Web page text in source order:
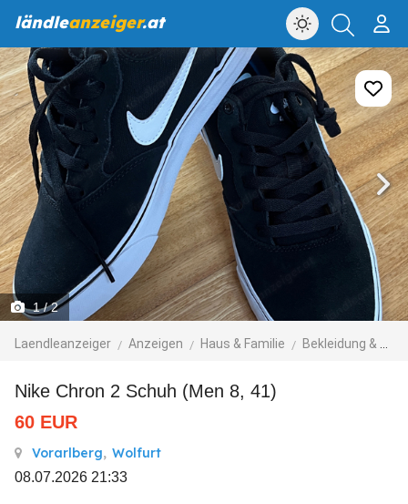
ländleanzeiger.at
1/ 2
Laendleanzeiger Anzeigen Haus & Familie Bekleidung & Accessoires
Nike Chron 2 Schuh (Men 8, 41)
60 EUR
Vorarlberg, Wolfurt
08.07.2026 21:33